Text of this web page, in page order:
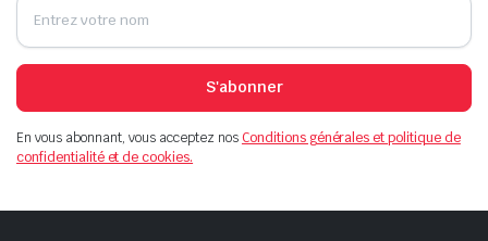
S'abonner
En vous abonnant, vous acceptez nosConditions générales et politique de
confidentialité et de cookies.